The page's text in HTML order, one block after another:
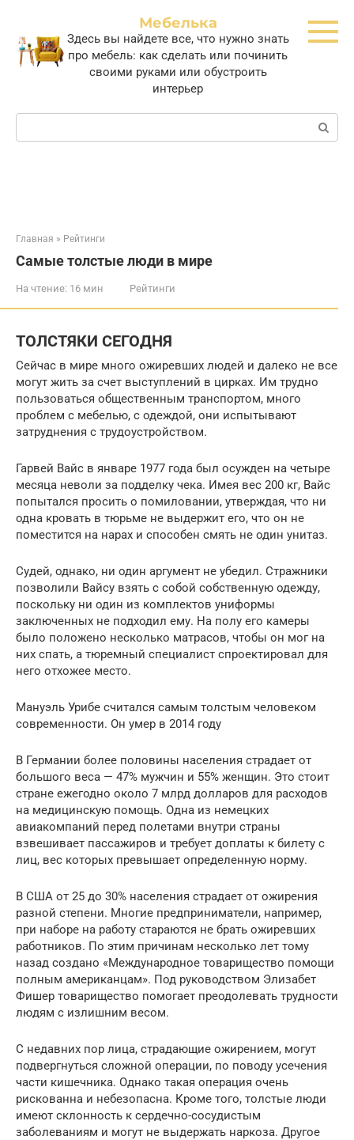
контенту
Мебелька
Здесь вы найдете все, что нужно знать
про мебель: как сделать или починить
своими руками или обустроить
интерьер
Поиск:
Главная » Рейтинги
Самые толстые люди в мире
На чтение: 16 мин Рейтинги
ТОЛСТЯКИ СЕГОДНЯ
Сейчас в мире много ожиревших людей и далеко не все
могут жить за счет выступлений в цирках. Им трудно
пользоваться общественным транспортом, много
проблем с мебелью, с одеждой, они испытывают
затруднения с трудоустройством.
Гарвей Вайс в январе 1977 года был осужден на четыре
месяца неволи за подделку чека. Имея вес 200 кг, Вайс
попытался просить о помиловании, утверждая, что ни
одна кровать в тюрьме не выдержит его, что он не
поместится на нарах и способен смять не один унитаз.
Судей, однако, ни один аргумент не убедил. Стражники
позволили Вайсу взять с собой собственную одежду,
поскольку ни один из комплектов униформы
заключенных не подходил ему. На полу его камеры
было положено несколько матрасов, чтобы он мог на
них спать, а тюремный специалист спроектировал для
него отхожее место.
Мануэль Урибе считался самым толстым человеком
современности. Он умер в 2014 году
В Германии более половины населения страдает от
большого веса — 47% мужчин и 55% женщин. Это стоит
стране ежегодно около 7 млрд долларов для расходов
на медицинскую помощь. Одна из немецких
авиакомпаний перед полетами внутри страны
взвешивает пассажиров и требует доплаты к билету с
лиц, вес которых превышает определенную норму.
В США от 25 до 30% населения страдает от ожирения
разной степени. Многие предприниматели, например,
при наборе на работу стараются не брать ожиревших
работников. По этим причинам несколько лет тому
назад создано «Международное товарищество помощи
полным американцам». Под руководством Элизабет
Фишер товарищество помогает преодолевать трудности
людям с излишним весом.
С недавних пор лица, страдающие ожирением, могут
подвергнуться сложной операции, по поводу усечения
части кишечника. Однако такая операция очень
рискованна и небезопасна. Кроме того, толстые люди
имеют склонность к сердечно-сосудистым
заболеваниям и могут не выдержать наркоза. Другое